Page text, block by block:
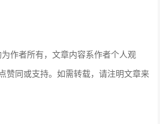
作者所有，文章内容系作者个人观
赞同或支持。如需转载，请注明文章来